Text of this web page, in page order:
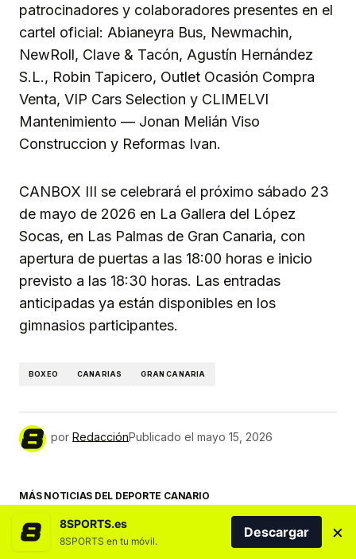
patrocinadores y colaboradores presentes en el
cartel oficial: Abianeyra Bus, Newmachin,
NewRoll, Clave & Tacón, Agustín Hernández
S.L., Robin Tapicero, Outlet Ocasión Compra
Venta, VIP Cars Selection y CLIMELVI
Mantenimiento — Jonan Melián Viso
Construccion y Reformas Ivan.
CANBOX III se celebrará el próximo sábado 23
de mayo de 2026 en La Gallera del López
Socas, en Las Palmas de Gran Canaria, con
apertura de puertas a las 18:00 horas e inicio
previsto a las 18:30 horas. Las entradas
anticipadas ya están disponibles en los
gimnasios participantes.
BOXEO CANARIAS GRAN CANARIA
por RedacciónPublicado el mayo 15, 2026
MÁS NOTICIAS DEL DEPORTE CANARIO
8SPORTS.es
8SPORTS en tu móvil.
Descargar ×